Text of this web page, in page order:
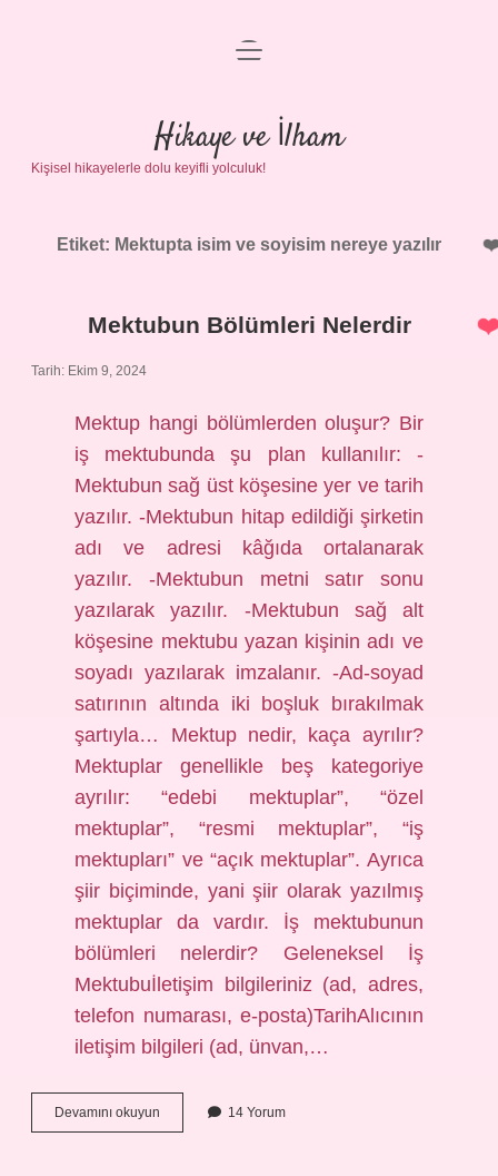
Anasayfa
Gizlilik Politikası
Yasal Uyarı
menüyü
Hikaye ve İlham
Kişisel hikayelerle dolu keyifli yolculuk!
Etiket: Mektupta isim ve soyisim nereye yazılır
Mektubun Bölümleri Nelerdir
Tarih: Ekim 9, 2024
Mektup hangi bölümlerden oluşur? Bir
iş mektubunda şu plan kullanılır: -
Mektubun sağ üst köşesine yer ve tarih
yazılır. -Mektubun hitap edildiği şirketin
adı ve adresi kâğıda ortalanarak
yazılır. -Mektubun metni satır sonu
yazılarak yazılır. -Mektubun sağ alt
köşesine mektubu yazan kişinin adı ve
soyadı yazılarak imzalanır. -Ad-soyad
satırının altında iki boşluk bırakılmak
şartıyla… Mektup nedir, kaça ayrılır?
Mektuplar genellikle beş kategoriye
ayrılır: “edebi mektuplar”, “özel
mektuplar”, “resmi mektuplar”, “iş
mektupları” ve “açık mektuplar”. Ayrıca
şiir biçiminde, yani şiir olarak yazılmış
mektuplar da vardır. İş mektubunun
bölümleri nelerdir? Geleneksel İş
Mektubuİletişim bilgileriniz (ad, adres,
telefon numarası, e-posta)TarihAlıcının
iletişim bilgileri (ad, ünvan,…
Devamını okuyun Mektubun
Bölümleri
14 Yorum